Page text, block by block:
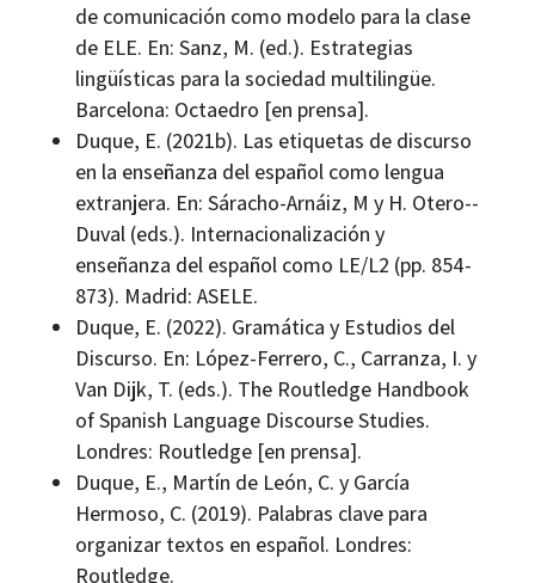
de comunicación como modelo para la clase
de ELE. En: Sanz, M. (ed.). Estrategias
lingüísticas para la sociedad multilingüe.
Barcelona: Octaedro [en prensa].
Duque, E. (2021b). Las etiquetas de discurso
en la enseñanza del español como lengua
extranjera. En: Sáracho-Arnáiz, M y H. Otero-­
Duval (eds.). Internacionalización y
enseñanza del español como LE/L2 (pp. 854-
873). Madrid: ASELE.
Duque, E. (2022). Gramática y Estudios del
Discurso. En: López-­Ferrero, C., Carranza, I. y
Van Dijk, T. (eds.). The Routledge Handbook
of Spanish Language Discourse Studies.
Londres: Routledge [en prensa].
Duque, E., Martín de León, C. y García
Hermoso, C. (2019). Palabras clave para
organizar textos en español. Londres:
Routledge.